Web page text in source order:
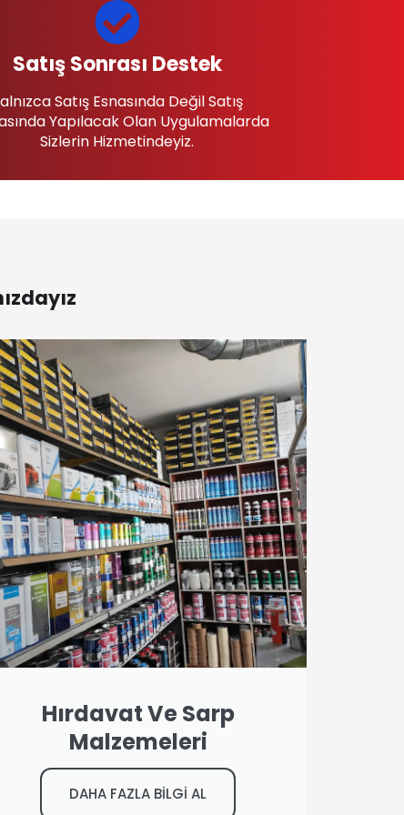
Satış Sonrası Destek
Satış Esnasında Değil Satış
Yapılacak Olan Uygulamalarda
Sizlerin Hizmetindeyiz.
Hırdavat Ve Sarp
Malzemeleri
DAHA FAZLA BİLGİ AL